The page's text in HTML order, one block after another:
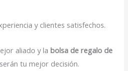
y clientes satisfechos.
aliado y labolsa de regalo de
serán tu mejor decisión.